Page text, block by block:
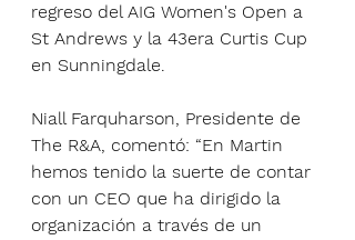
regreso del AIG Women's Open a
St Andrews y la 43era Curtis Cup
en Sunningdale.
Niall Farquharson, Presidente de
The R&A, comentó: “En Martin
hemos tenido la suerte de contar
con un CEO que ha dirigido la
organización a través de un